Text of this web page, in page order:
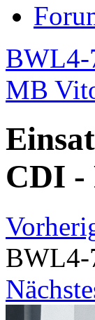
BWL4-
MB
CDI -
BWL4-